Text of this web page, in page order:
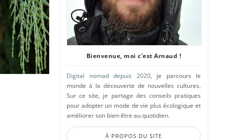
Bienvenue, moi c'est Arnaud !
Digital nomad depuis 2020, je parcours le
monde à la découverte de nouvelles cultures.
Sur ce site, je partage des conseils pratiques
pour adopter un mode de vie plus écologique et
améliorer son bien-être au quotidien.
À PROPOS DU SITE